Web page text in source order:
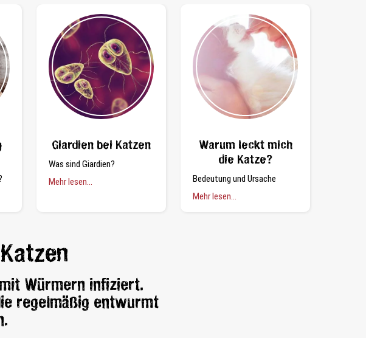
Giardien bei Katzen
Was sind Giardien?
Mehr lesen...
Warum leckt mich
die Katze?
Bedeutung und Ursache
Mehr lesen...
Würmern infiziert.
regelmäßig entwurmt